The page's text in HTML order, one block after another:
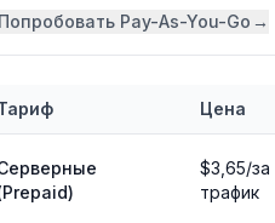
Попробовать Pay-As-You-Go →
Цена
$3,65/за
трафик